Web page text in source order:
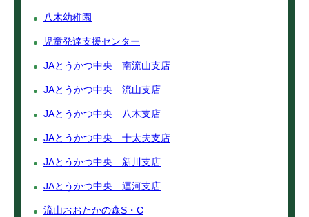
八木幼稚園
児童発達支援センター
JAとうかつ中央 南流山支店
JAとうかつ中央 流山支店
JAとうかつ中央 八木支店
JAとうかつ中央 十太夫支店
JAとうかつ中央 新川支店
JAとうかつ中央 運河支店
流山おおたかの森S・C